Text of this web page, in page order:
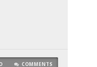
COMMENTS